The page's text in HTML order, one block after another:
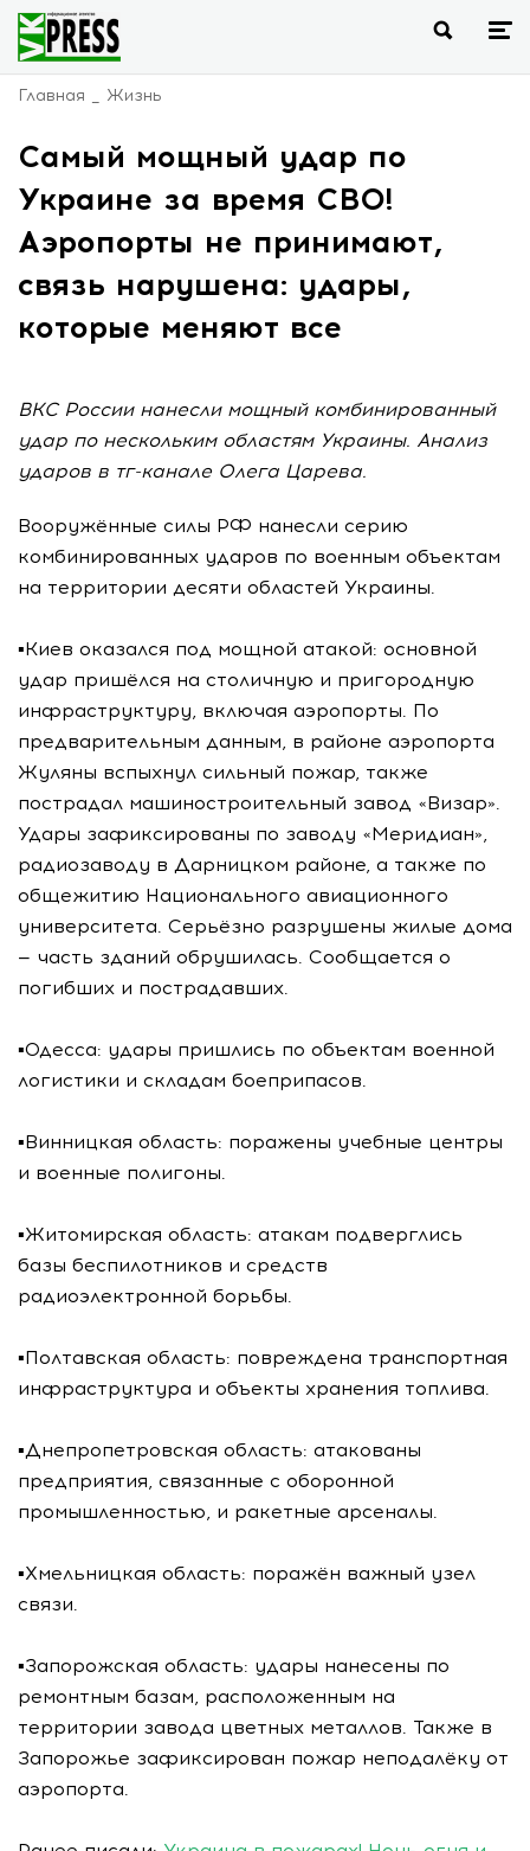
Главная Жизнь
Самый мощный удар по
Украине за время СВО!
Аэропорты не принимают,
связь нарушена: удары,
которые меняют все
ВКС России нанесли мощный комбинированный
удар по нескольким областям Украины. Анализ
ударов в тг-канале Олега Царева.
Вооружённые силы РФ нанесли серию
комбинированных ударов по военным объектам
на территории десяти областей Украины.
▪️Киев оказался под мощной атакой: основной
удар пришёлся на столичную и пригородную
инфраструктуру, включая аэропорты. По
предварительным данным, в районе аэропорта
Жуляны вспыхнул сильный пожар, также
пострадал машиностроительный завод «Визар».
Удары зафиксированы по заводу «Меридиан»,
радиозаводу в Дарницком районе, а также по
общежитию Национального авиационного
университета. Серьёзно разрушены жилые дома
— часть зданий обрушилась. Сообщается о
погибших и пострадавших.
▪️Одесса: удары пришлись по объектам военной
логистики и складам боеприпасов.
▪️Винницкая область: поражены учебные центры
и военные полигоны.
▪️Житомирская область: атакам подверглись
базы беспилотников и средств
радиоэлектронной борьбы.
▪️Полтавская область: повреждена транспортная
инфраструктура и объекты хранения топлива.
▪️Днепропетровская область: атакованы
предприятия, связанные с оборонной
промышленностью, и ракетные арсеналы.
▪️Хмельницкая область: поражён важный узел
связи.
▪️Запорожская область: удары нанесены по
ремонтным базам, расположенным на
территории завода цветных металлов. Также в
Запорожье зафиксирован пожар неподалёку от
аэропорта.